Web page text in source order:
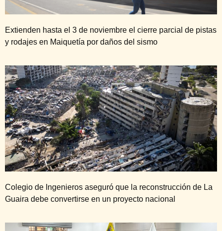
Extienden hasta el 3 de noviembre el cierre parcial de pistas
y rodajes en Maiquetía por daños del sismo
Colegio de Ingenieros aseguró que la reconstrucción de La
Guaira debe convertirse en un proyecto nacional